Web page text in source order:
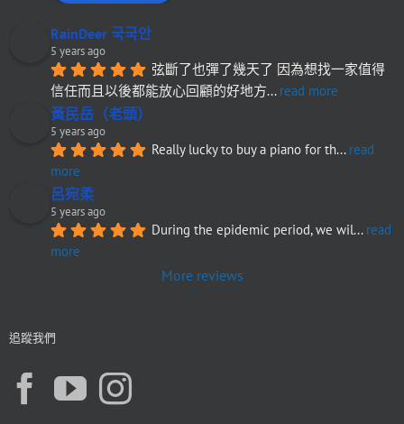
RainDeer 국국안
5 years ago
弦斷了也彈了幾天了 因為想找一家值得
信任而且以後都能放心回顧的好地方... read more
黃民岳（老頭）
5 years ago
Really lucky to buy a piano for th... read
more
呂宛柔
5 years ago
During the epidemic period, we wil... read
more
More reviews
追蹤我們